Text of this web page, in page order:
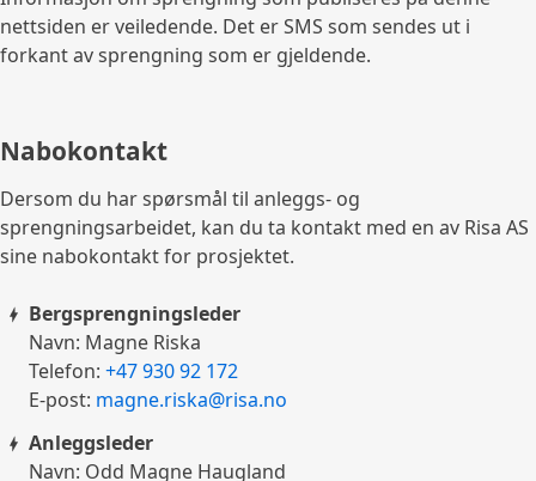
nettsiden er veiledende. Det er SMS som sendes ut i
forkant av sprengning som er gjeldende.
Nabokontakt
Dersom du har spørsmål til anleggs- og
sprengningsarbeidet, kan du ta kontakt med en av Risa AS
sine nabokontakt for prosjektet.
Bergsprengningsleder
Navn: Magne Riska
Telefon: +47 930 92 172
E-post: magne.riska@risa.no
Anleggsleder
Navn: Odd Magne Haugland